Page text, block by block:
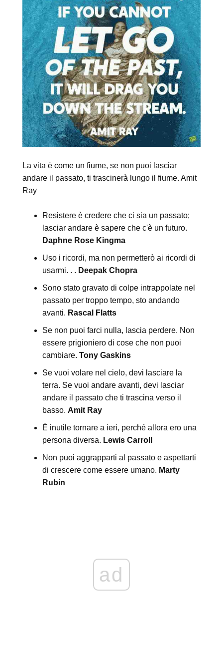
La vita è come un fiume, se non puoi lasciar
andare il passato, ti trascinerà lungo il fiume. Amit
Ray
Resistere è credere che ci sia un passato;
lasciar andare è sapere che c'è un futuro.
Daphne Rose Kingma
Uso i ricordi, ma non permetterò ai ricordi di
usarmi. . . Deepak Chopra
Sono stato gravato di colpe intrappolate nel
passato per troppo tempo, sto andando
avanti. Rascal Flatts
Se non puoi farci nulla, lascia perdere. Non
essere prigioniero di cose che non puoi
cambiare. Tony Gaskins
Se vuoi volare nel cielo, devi lasciare la
terra. Se vuoi andare avanti, devi lasciar
andare il passato che ti trascina verso il
basso. Amit Ray
È inutile tornare a ieri, perché allora ero una
persona diversa. Lewis Carroll
Non puoi aggrapparti al passato e aspettarti
di crescere come essere umano. Marty
Rubin
ad